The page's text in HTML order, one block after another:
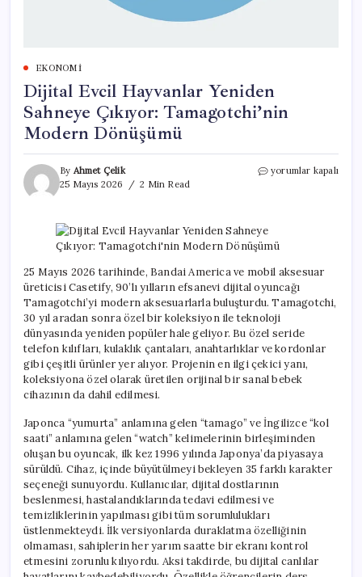
EKONOMI
Dijital Evcil Hayvanlar Yeniden
Sahneye Çıkıyor: Tamagotchi’nin
Modern Dönüşümü
By Ahmet Çelik
25 Mayıs 2026
2 Min Read
Dijital
Tamagotchi’nin
Modern
Dönüşümü
için
yorumlar kapalı
25 Mayıs 2026 tarihinde, Bandai America ve mobil aksesuar
üreticisi Casetify, 90’lı yılların efsanevi dijital oyuncağı
Tamagotchi’yi modern aksesuarlarla buluşturdu. Tamagotchi,
30 yıl aradan sonra özel bir koleksiyon ile teknoloji
dünyasında yeniden popüler hale geliyor. Bu özel seride
telefon kılıfları, kulaklık çantaları, anahtarlıklar ve kordonlar
gibi çeşitli ürünler yer alıyor. Projenin en ilgi çekici yanı,
koleksiyona özel olarak üretilen orijinal bir sanal bebek
cihazının da dahil edilmesi.
Japonca “yumurta” anlamına gelen “tamago” ve İngilizce “kol
saati” anlamına gelen “watch” kelimelerinin birleşiminden
oluşan bu oyuncak, ilk kez 1996 yılında Japonya’da piyasaya
sürüldü. Cihaz, içinde büyütülmeyi bekleyen 35 farklı karakter
seçeneği sunuyordu. Kullanıcılar, dijital dostlarının
beslenmesi, hastalandıklarında tedavi edilmesi ve
temizliklerinin yapılması gibi tüm sorumlulukları
üstlenmekteydi. İlk versiyonlarda duraklatma özelliğinin
olmaması, sahiplerin her yarım saatte bir ekranı kontrol
etmesini zorunlu kılıyordu. Aksi takdirde, bu dijital canlılar